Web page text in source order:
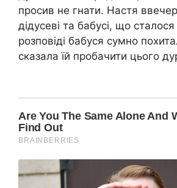
просив не гнати. Настя
дідусеві та бабусі, що сталося
розповіді бабуся сумно
сказала їй пробачити цього